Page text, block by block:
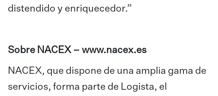
distendido y enriquecedor.”
Sobre NACEX – www.nacex.es
NACEX, que dispone de una amplia gama de
servicios, forma parte de Logista, el